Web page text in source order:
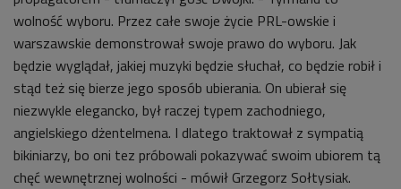
wolność wyboru. Przez całe swoje życie PRL-owskie i
warszawskie demonstrował swoje prawo do wyboru. Jak
będzie wyglądał, jakiej muzyki będzie słuchał, co będzie robił i
stąd też się bierze jego sposób ubierania. On ubierał się
niezwykle elegancko, był raczej typem zachodniego,
angielskiego dżentelmena. I dlatego traktował z sympatią
bikiniarzy, bo oni tez próbowali pokazywać swoim ubiorem tą
chęć wewnętrznej wolności - mówił Grzegorz Sołtysiak.